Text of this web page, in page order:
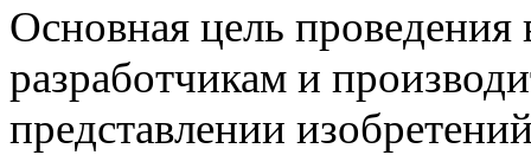
Основная цель проведения
разработчикам и
представлении